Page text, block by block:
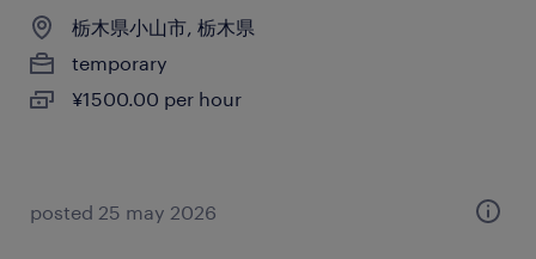
栃木県小山市, 栃木県
temporary
¥1500.00 per hour
posted 25 may 2026